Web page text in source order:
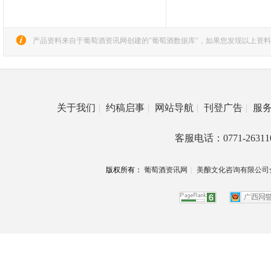
产品资料来自于葡萄酒资讯网创建的"葡萄酒数据库"，如果您发现以上资
关于我们 | 约稿启事 | 网站导航 | 刊登广告 | 服
客服电话：0771-
版权所有： 葡萄酒资讯网 美酿文化咨询有限公司